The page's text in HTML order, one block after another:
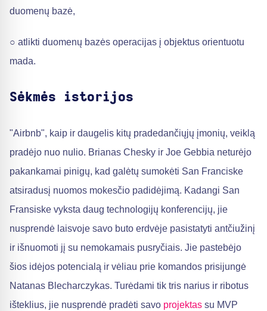
duomenų bazė,
○ atlikti duomenų bazės operacijas į objektus orientuotu
mada.
Sėkmės istorijos
"Airbnb", kaip ir daugelis kitų pradedančiųjų įmonių, veiklą
pradėjo nuo nulio. Brianas Chesky ir Joe Gebbia neturėjo
pakankamai pinigų, kad galėtų sumokėti San Franciske
atsiradusį nuomos mokesčio padidėjimą. Kadangi San
Fransiske vyksta daug technologijų konferencijų, jie
nusprendė laisvoje savo buto erdvėje pasistatyti antčiužinį
ir išnuomoti jį su nemokamais pusryčiais. Jie pastebėjo
šios idėjos potencialą ir vėliau prie komandos prisijungė
Natanas Blecharczykas. Turėdami tik tris narius ir ribotus
išteklius, jie nusprendė pradėti savo projektas su MVP